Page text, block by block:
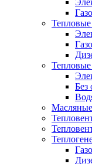
Тепловые
Без